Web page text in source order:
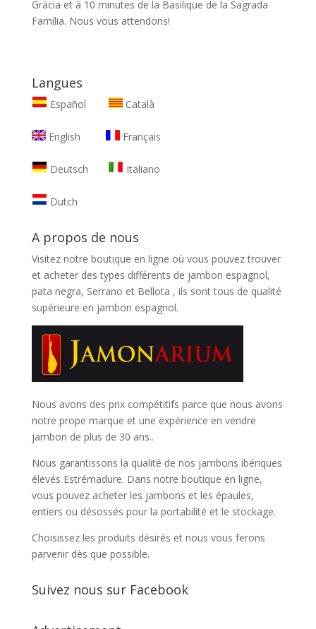
Gràcia et à 10 minutes de la Basilique de la Sagrada
Família. Nous vous attendons!
Langues
Español Català
English Français
Deutsch Italiano
Dutch
A propos de nous
Visitez notre boutique en ligne où vous pouvez trouver
et acheter des types différents de jambon espagnol,
pata negra, Serrano et Bellota , ils sont tous de qualité
supérieure en jambon espagnol.
Nous avons des prix compétitifs parce que nous avons
notre prope marque et une expérience en vendre
jambon de plus de 30 ans..
Nous garantissons la qualité de nos jambons ibériques
élevés Estrémadure. Dans notre boutique en ligne,
vous pouvez acheter les jambons et les épaules,
entiers ou désossés pour la portabilité et le stockage.
Choisissez les produits désirés et nous vous ferons
parvenir dès que possible.
Suivez nous sur Facebook